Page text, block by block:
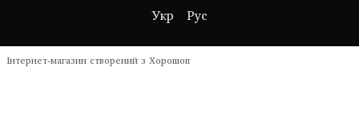
Укр Рус
Інтернет-магазин створений з Хорошоп